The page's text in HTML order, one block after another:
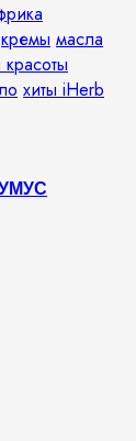
кремы масла
хиты iHerb